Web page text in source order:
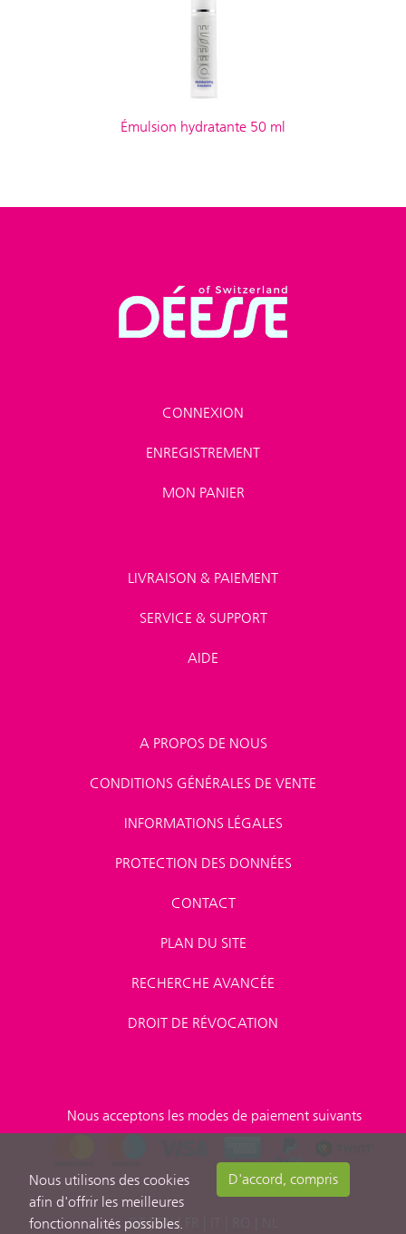
Émulsion hydratante 50 ml
CONNEXION
ENREGISTREMENT
MON PANIER
LIVRAISON & PAIEMENT
SERVICE & SUPPORT
AIDE
A PROPOS DE NOUS
CONDITIONS GÉNÉRALES DE VENTE
INFORMATIONS LÉGALES
PROTECTION DES DONNÉES
CONTACT
PLAN DU SITE
RECHERCHE AVANCÉE
DROIT DE RÉVOCATION
Nous acceptons les modes de paiement suivants
DE|EN|
Nous utilisons des cookies
afin d'offrir les meilleures
fonctionnalités possibles.
D'accord, compris